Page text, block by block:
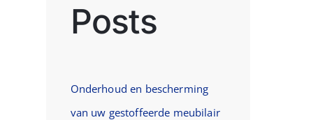
Posts
Onderhoud en bescherming
van uw gestoffeerde meubilair